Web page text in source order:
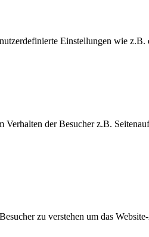
Einstellungen wie
der Besucher z.B.
zu verstehen um das